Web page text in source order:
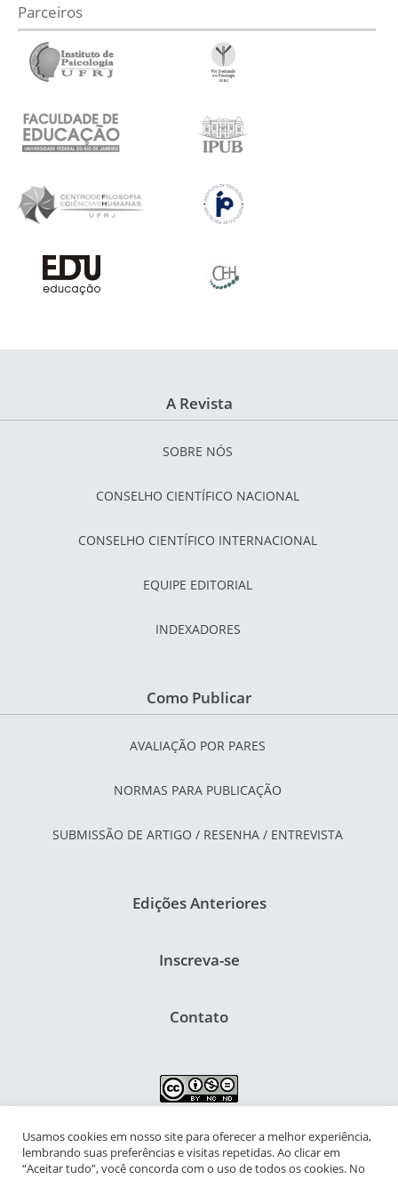
Parceiros
A Revista
SOBRE NÓS
CONSELHO CIENTÍFICO NACIONAL
CONSELHO CIENTÍFICO INTERNACIONAL
EQUIPE EDITORIAL
INDEXADORES
Como Publicar
AVALIAÇÃO POR PARES
NORMAS PARA PUBLICAÇÃO
SUBMISSÃO DE ARTIGO / RESENHA / ENTREVISTA
Edições Anteriores
Inscreva-se
Contato
NIPIAC – Núcleo Interdisciplinar de Pesquisa para a Infância e
Adolescência Contemporâneas
Usamos cookies em nosso site para oferecer a melhor experiência,
lembrando suas preferências e visitas repetidas. Ao clicar em
“Aceitar tudo”, você concorda com o uso de todos os cookies. No